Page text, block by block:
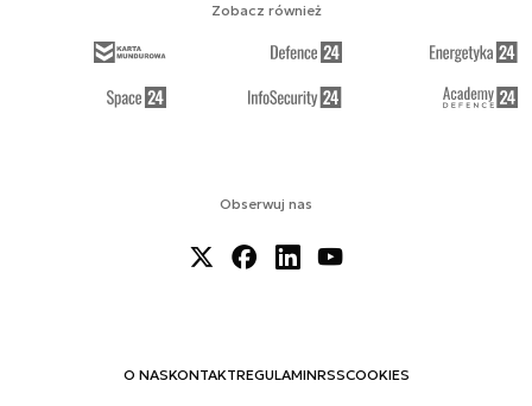
Obserwuj nas
O NASKONTAKTREGULAMINRSSCOOKIES
Zobacz również